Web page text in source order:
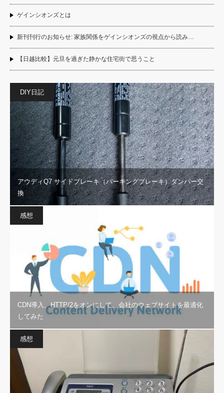
ゲインシオンズとは
新刊刊行のお知らせ: 家族関係をゲインシオンズの視点から読み…
【日越比較】元旦を過ぎた静かな住宅街で思うこと
DIY日記
アウディQ7 サイドブレーキ（パーキングブレーキ）ダンパー交
換
感想
CDN導入、HTTP/2をオンにして、会社のウェブサイトを最適化
してみた
感想